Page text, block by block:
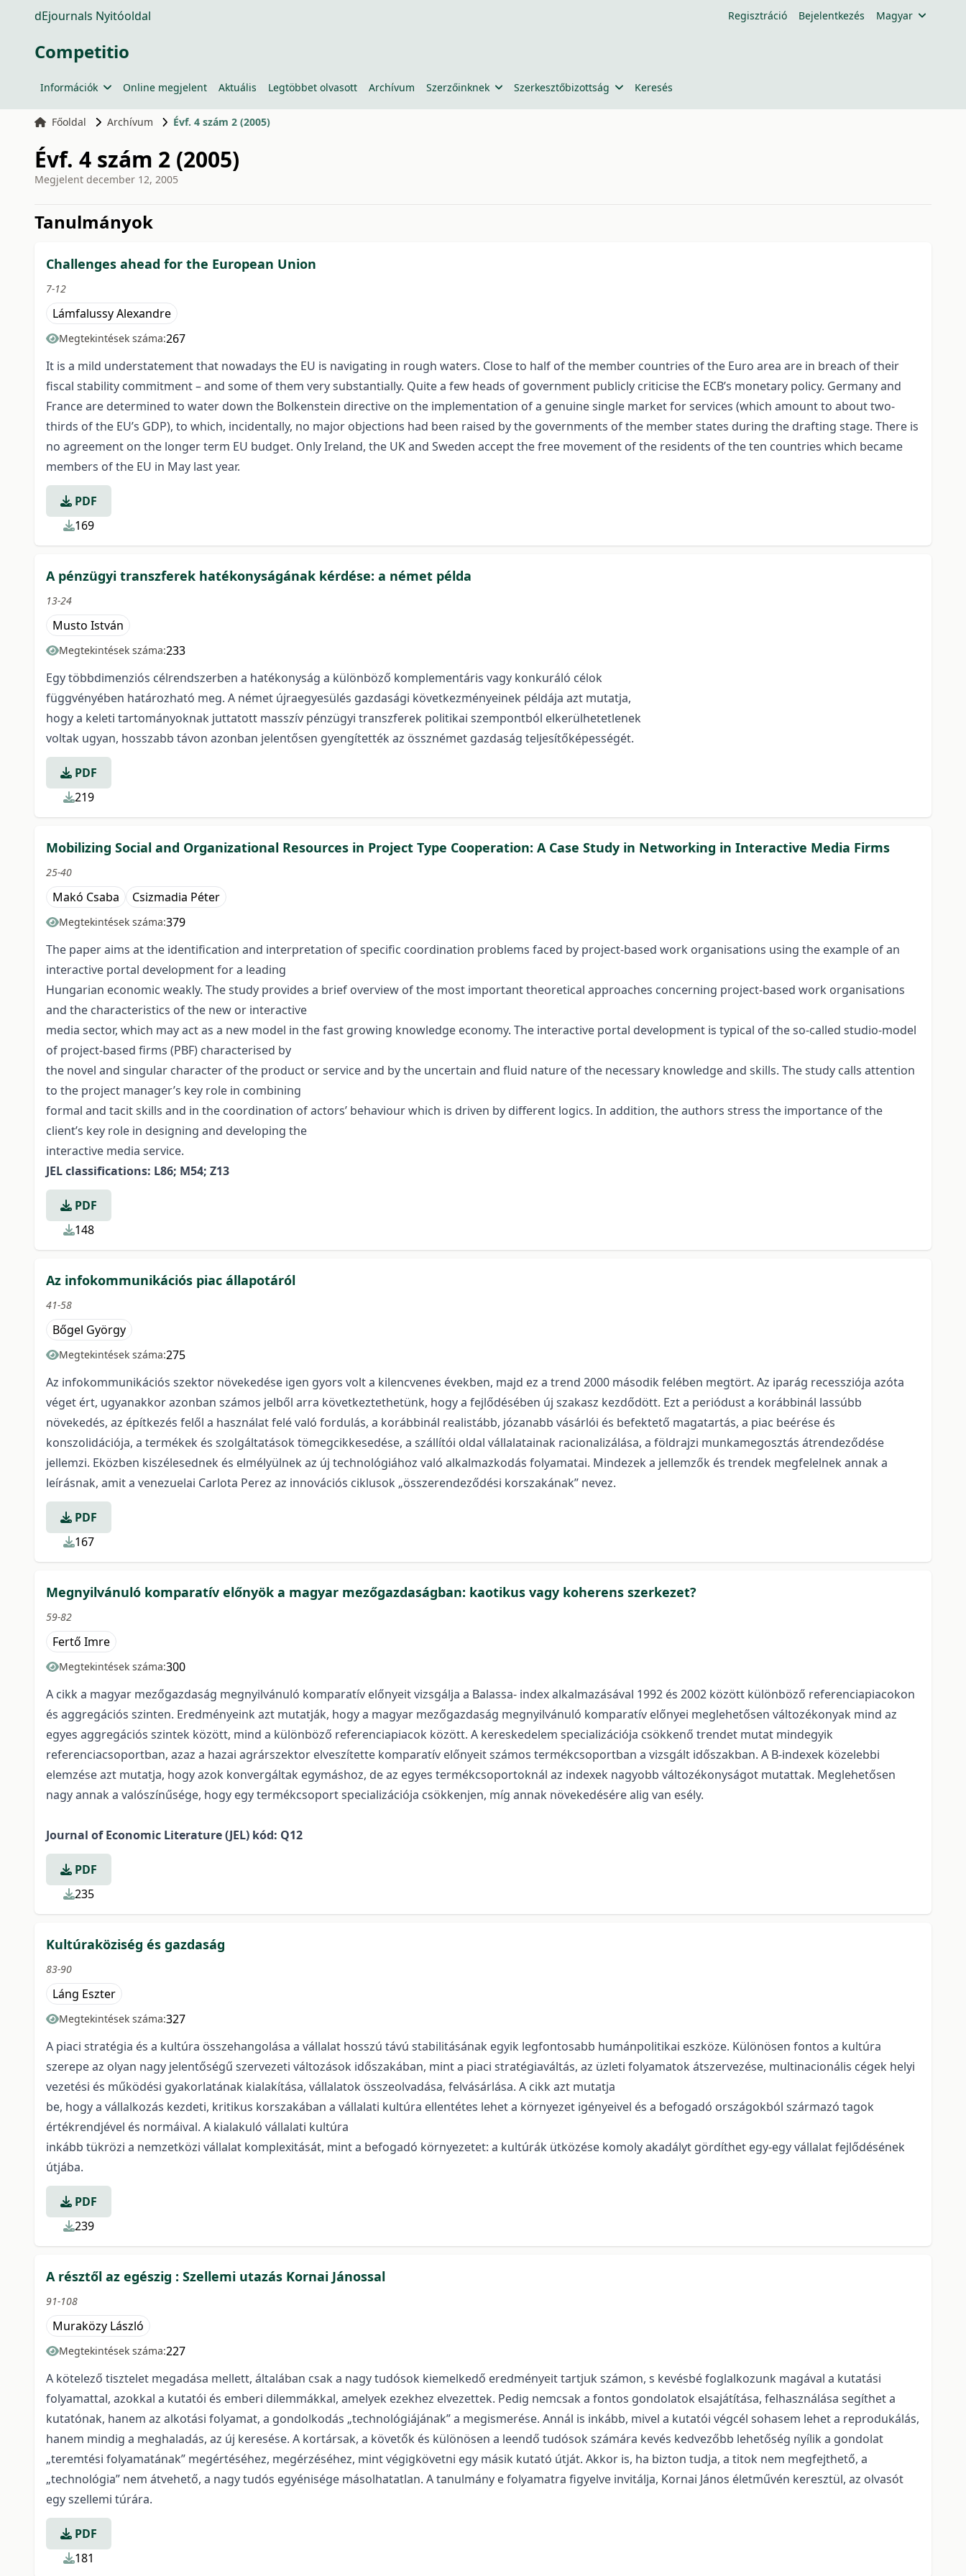
dEjournals Nyitóoldal Regisztráció Bejelentkezés Magyar
Competitio
Információk Online megjelent Aktuális Legtöbbet olvasott Archívum Szerzőinknek Szerkesztőbizottság Keresés
Főoldal Archívum Évf. 4 szám 2 (2005)
Évf. 4 szám 2 (2005)
Megjelent december 12, 2005
issue.tableOfContents6a75bacabcc21
Tanulmányok
Challenges ahead for the European Union
7-12
Lámfalussy Alexandre
Megtekintések száma:267
It is a mild understatement that nowadays the EU is navigating in rough waters. Close to half of the member countries of the Euro area are in breach of their
fiscal stability commitment – and some of them very substantially. Quite a few heads of government publicly criticise the ECB’s monetary policy. Germany and
France are determined to water down the Bolkenstein directive on the implementation of a genuine single market for services (which amount to about two-
thirds of the EU’s GDP), to which, incidentally, no major objections had been raised by the governments of the member states during the drafting stage. There is
no agreement on the longer term EU budget. Only Ireland, the UK and Sweden accept the free movement of the residents of the ten countries which became
members of the EU in May last year.
PDF
169
A pénzügyi transzferek hatékonyságának kérdése: a német példa
13-24
Musto István
Megtekintések száma:233
Egy többdimenziós célrendszerben a hatékonyság a különböző komplementáris vagy konkuráló célok
függvényében határozható meg. A német újraegyesülés gazdasági következményeinek példája azt mutatja,
hogy a keleti tartományoknak juttatott masszív pénzügyi transzferek politikai szempontból elkerülhetetlenek
voltak ugyan, hosszabb távon azonban jelentősen gyengítették az össznémet gazdaság teljesítőképességét.
PDF
219
Mobilizing Social and Organizational Resources in Project Type Cooperation: A Case Study in Networking in Interactive Media Firms
25-40
Makó Csaba Csizmadia Péter
Megtekintések száma:379
The paper aims at the identification and interpretation of specific coordination problems faced by project-based work organisations using the example of an
interactive portal development for a leading
Hungarian economic weakly. The study provides a brief overview of the most important theoretical approaches concerning project-based work organisations
and the characteristics of the new or interactive
media sector, which may act as a new model in the fast growing knowledge economy. The interactive portal development is typical of the so-called studio-model
of project-based firms (PBF) characterised by
the novel and singular character of the product or service and by the uncertain and fluid nature of the necessary knowledge and skills. The study calls attention
to the project manager’s key role in combining
formal and tacit skills and in the coordination of actors’ behaviour which is driven by different logics. In addition, the authors stress the importance of the
client’s key role in designing and developing the
interactive media service.
JEL classifications: L86; M54; Z13
PDF
148
Az infokommunikációs piac állapotáról
41-58
Bőgel György
Megtekintések száma:275
Az infokommunikációs szektor növekedése igen gyors volt a kilencvenes években, majd ez a trend 2000 második felében megtört. Az iparág recessziója azóta
véget ért, ugyanakkor azonban számos jelből arra következtethetünk, hogy a fejlődésében új szakasz kezdődött. Ezt a periódust a korábbinál lassúbb
növekedés, az építkezés felől a használat felé való fordulás, a korábbinál realistább, józanabb vásárlói és befektető magatartás, a piac beérése és
konszolidációja, a termékek és szolgáltatások tömegcikkesedése, a szállítói oldal vállalatainak racionalizálása, a földrajzi munkamegosztás átrendeződése
jellemzi. Eközben kiszélesednek és elmélyülnek az új technológiához való alkalmazkodás folyamatai. Mindezek a jellemzők és trendek megfelelnek annak a
leírásnak, amit a venezuelai Carlota Perez az innovációs ciklusok „összerendeződési korszakának” nevez.
PDF
167
Megnyilvánuló komparatív előnyök a magyar mezőgazdaságban: kaotikus vagy koherens szerkezet?
59-82
Fertő Imre
Megtekintések száma:300
A cikk a magyar mezőgazdaság megnyilvánuló komparatív előnyeit vizsgálja a Balassa- index alkalmazásával 1992 és 2002 között különböző referenciapiacokon
és aggregációs szinten. Eredményeink azt mutatják, hogy a magyar mezőgazdaság megnyilvánuló komparatív előnyei meglehetősen változékonyak mind az
egyes aggregációs szintek között, mind a különböző referenciapiacok között. A kereskedelem specializációja csökkenő trendet mutat mindegyik
referenciacsoportban, azaz a hazai agrárszektor elveszítette komparatív előnyeit számos termékcsoportban a vizsgált időszakban. A B-indexek közelebbi
elemzése azt mutatja, hogy azok konvergáltak egymáshoz, de az egyes termékcsoportoknál az indexek nagyobb változékonyságot mutattak. Meglehetősen
nagy annak a valószínűsége, hogy egy termékcsoport specializációja csökkenjen, míg annak növekedésére alig van esély.
Journal of Economic Literature (JEL) kód: Q12
PDF
235
Kultúraköziség és gazdaság
83-90
Láng Eszter
Megtekintések száma:327
A piaci stratégia és a kultúra összehangolása a vállalat hosszú távú stabilitásának egyik legfontosabb humánpolitikai eszköze. Különösen fontos a kultúra
szerepe az olyan nagy jelentőségű szervezeti változások időszakában, mint a piaci stratégiaváltás, az üzleti folyamatok átszervezése, multinacionális cégek helyi
vezetési és működési gyakorlatának kialakítása, vállalatok összeolvadása, felvásárlása. A cikk azt mutatja
be, hogy a vállalkozás kezdeti, kritikus korszakában a vállalati kultúra ellentétes lehet a környezet igényeivel és a befogadó országokból származó tagok
értékrendjével és normáival. A kialakuló vállalati kultúra
inkább tükrözi a nemzetközi vállalat komplexitását, mint a befogadó környezetet: a kultúrák ütközése komoly akadályt gördíthet egy-egy vállalat fejlődésének
útjába.
PDF
239
A résztől az egészig : Szellemi utazás Kornai Jánossal
91-108
Muraközy László
Megtekintések száma:227
A kötelező tisztelet megadása mellett, általában csak a nagy tudósok kiemelkedő eredményeit tartjuk számon, s kevésbé foglalkozunk magával a kutatási
folyamattal, azokkal a kutatói és emberi dilemmákkal, amelyek ezekhez elvezettek. Pedig nemcsak a fontos gondolatok elsajátítása, felhasználása segíthet a
kutatónak, hanem az alkotási folyamat, a gondolkodás „technológiájának” a megismerése. Annál is inkább, mivel a kutatói végcél sohasem lehet a reprodukálás,
hanem mindig a meghaladás, az új keresése. A kortársak, a követők és különösen a leendő tudósok számára kevés kedvezőbb lehetőség nyílik a gondolat
„teremtési folyamatának” megértéséhez, megérzéséhez, mint végigkövetni egy másik kutató útját. Akkor is, ha bizton tudja, a titok nem megfejthető, a
„technológia” nem átvehető, a nagy tudós egyénisége másolhatatlan. A tanulmány e folyamatra figyelve invitálja, Kornai János életművén keresztül, az olvasót
egy szellemi túrára.
PDF
181